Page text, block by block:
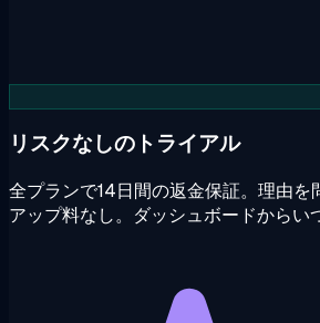
リスクなしのトライアル
全プランで14日間の返金保証。理由を
アップ料なし。ダッシュボードからい